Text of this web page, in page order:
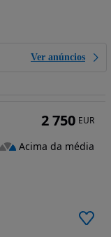
Ver anúncios
2 750 EUR
Acima da média